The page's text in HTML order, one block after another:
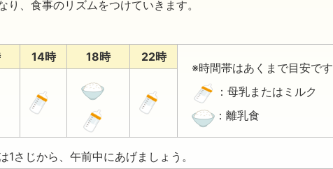
り、食事のリズムをつけていきます。
14時 18時
22時
※時間帯はあくまで目安です
：母乳またはミルク
：離乳食
1さじから、午前中にあげましょう。